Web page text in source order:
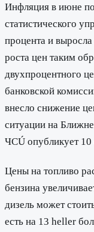
Инфляция в июне
статистического
процента и
роста цен таким
двухпроцентного
банковской
внесло снижение
ситуации на
ЧСÚ опубликует
Цены на топливо
бензина
дизель может
есть на 13 heller